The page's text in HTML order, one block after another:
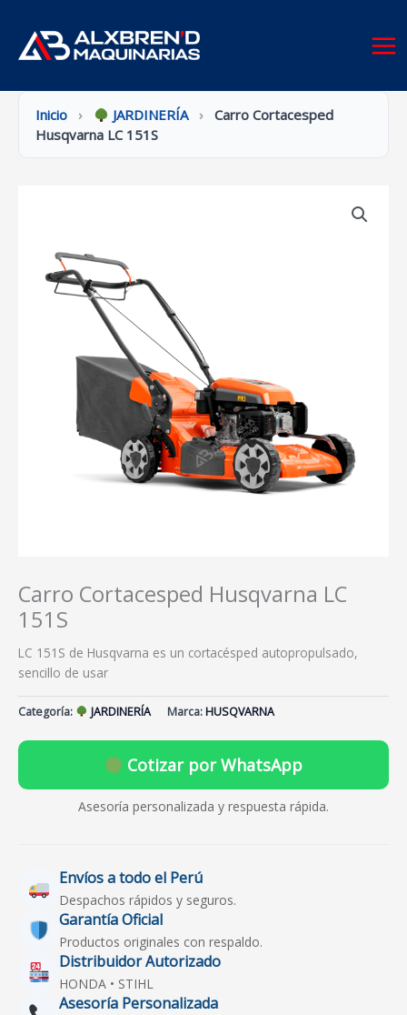
contenido
Inicio › JARDINERÍA ›
Carro Cortacesped
Husqvarna LC 151S
Carro Cortacesped Husqvarna LC
151S
LC 151S de Husqvarna es un cortacésped autopropulsado,
sencillo de usar
Categoría: JARDINERÍA Marca:HUSQVARNA
Cotizar por WhatsApp
Asesoría personalizada y respuesta rápida.
Envíos a todo el Perú
Despachos rápidos y seguros.
Garantía Oficial
Productos originales con respaldo.
Distribuidor Autorizado
HONDA • STIHL
Asesoría Personalizada